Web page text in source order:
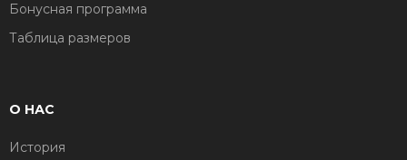
Бонусная программа
Таблица размеров
О НАС
История